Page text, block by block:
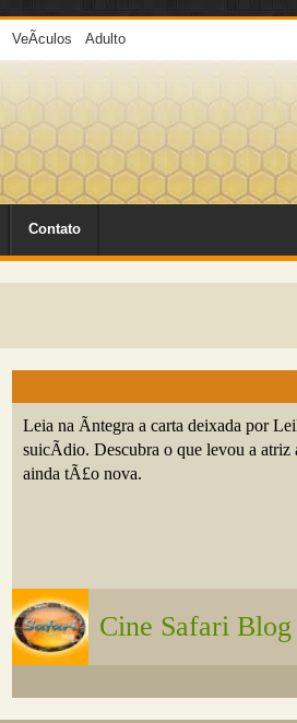
VeÃ­culos Adulto
Contato
Leia na Ã­ntegra a carta deixada por
suicÃ­dio. Descubra o que levou a atriz
ainda tÃ£o nova.
Cine Safari Blog